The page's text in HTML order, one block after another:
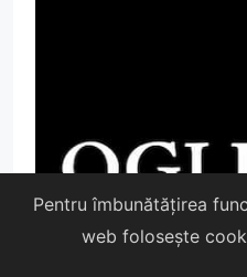
Pentru îmbunătățirea
web folosește